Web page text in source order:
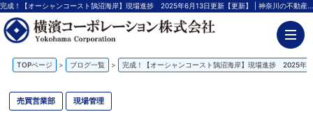
完成！【オーシャンコースト鵠沼海岸】現場進捗 2025年6月13日更新【更新】 | 神奈川の不動産投資、新築アパート経営は横濱コーポレーション
TOPページ > ブログ一覧 > 完成！【オーシャンコースト鵠沼海岸】現場進捗 2025年6
売買営業部 現場管理